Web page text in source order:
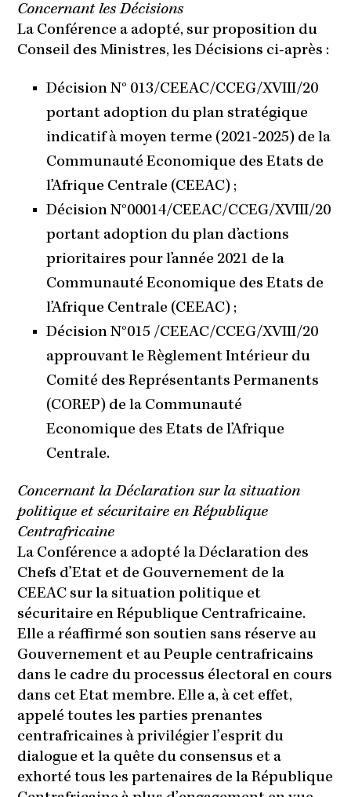
Concernant les Décisions
La Conférence a adopté, sur proposition du
Conseil des Ministres, les Décisions ci-après :
Décision N° 013/CEEAC/CCEG/XVIII/20
portant adoption du plan stratégique
indicatif à moyen terme (2021-2025) de la
Communauté Economique des Etats de
l’Afrique Centrale (CEEAC) ;
Décision N°00014/CEEAC/CCEG/XVIII/20
portant adoption du plan d’actions
prioritaires pour l’année 2021 de la
Communauté Economique des Etats de
l’Afrique Centrale (CEEAC) ;
Décision N°015 /CEEAC/CCEG/XVIII/20
approuvant le Règlement Intérieur du
Comité des Représentants Permanents
(COREP) de la Communauté
Economique des Etats de l’Afrique
Centrale.
Concernant la Déclaration sur la situation
politique et sécuritaire en République
Centrafricaine
La Conférence a adopté la Déclaration des
Chefs d’Etat et de Gouvernement de la
CEEAC sur la situation politique et
sécuritaire en République Centrafricaine.
Elle a réaffirmé son soutien sans réserve au
Gouvernement et au Peuple centrafricains
dans le cadre du processus électoral en cours
dans cet Etat membre. Elle a, à cet effet,
appelé toutes les parties prenantes
centrafricaines à privilégier l’esprit du
dialogue et la quête du consensus et a
exhorté tous les partenaires de la République